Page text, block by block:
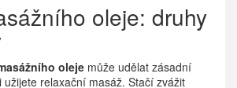
oleje: druhy
oleje může udělat zásadní
užijete relaxační masáž. Stačí zvážit